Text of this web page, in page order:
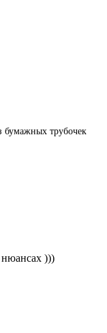
бумажных трубочек
нюансах )))